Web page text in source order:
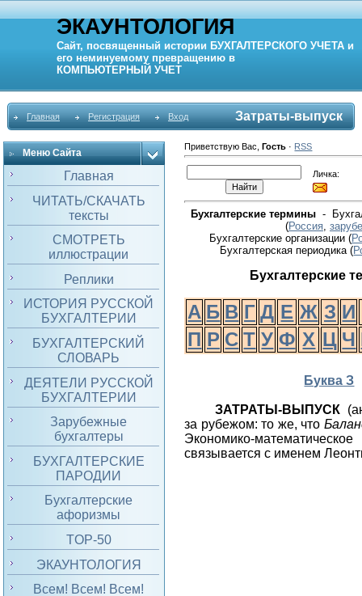
ЭКАУНТОЛОГИЯ
Сайт, посвященный истории БУХГАЛТЕРСКОГО УЧЕТА и
его неминуемому превращению в
КОМПЬЮТЕРНЫЙ УЧЕТ
Главная Регистрация Вход Затраты-выпуск
Меню Сайта
Главная
ЧИТАТЬ/СКАЧАТЬ
тексты
СМОТРЕТЬ
иллюстрации
Реплики
ИСТОРИЯ РУССКОЙ
БУХГАЛТЕРИИ
БУХГАЛТЕРСКИЙ
СЛОВАРЬ
ДЕЯТЕЛИ РУССКОЙ
БУХГАЛТЕРИИ
Зарубежные
бухгалтеры
БУХГАЛТЕРСКИЕ
ПАРОДИИ
Бухгалтерские
афоризмы
TOP-50
ЭКАУНТОЛОГИЯ
Всем! Всем! Всем!
Приветствую Вас ,Гость · RSS
Личка:
Бухгалтерские термины-
(Россия,
Бухгалтерские организации (
Бухгалтерская периодика(
Бухгалтерские
А Б В Г Д Е Ж З И
П Р С Т У Ф Х Ц Ч
Буква З
ЗАТРАТЫ-ВЫПУСК
за рубежом: то же, что
Экономико-
связывается с именем